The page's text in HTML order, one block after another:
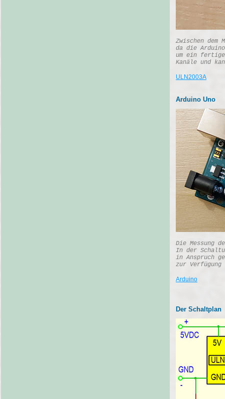
Zwischen
da die
um ein
Kanäle und
ULN2003A
Arduino Uno
Die Messung
In der
in Anspruch
zur Verfügung
Arduino
Der Schaltplan